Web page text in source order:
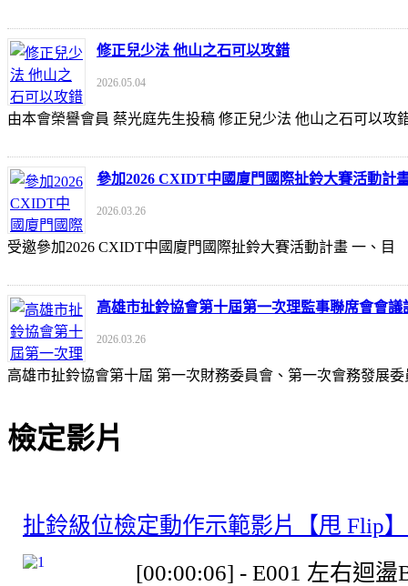
修正兒少法 他山之石可以攻錯
2026.05.04
由本會榮譽會員 蔡光庭先生投稿 修正兒少法 他山之石可以攻
參加2026 CXIDT中國廈門國際扯鈴大賽活動計
2026.03.26
受邀參加2026 CXIDT中國廈門國際扯鈴大賽活動計畫 一、
高雄市扯鈴協會第十屆第一次理監事聯席會會議
2026.03.26
高雄市扯鈴協會第十屆 第一次財務委員會、第一次會務發展
檢定影片
扯鈴級位檢定動作示範影片【甩 Flip
[00:00:06] - E001 左右迴盪